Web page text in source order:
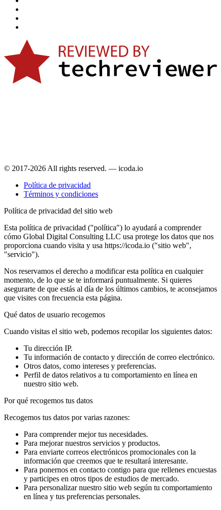
© 2017-2026 All rights reserved. — icoda.io
Política de privacidad
Términos y condiciones
Política de privacidad del sitio web
Esta política de privacidad ("política") lo ayudará a comprender
cómo Global Digital Consulting LLC usa protege los datos que nos
proporciona cuando visita y usa https://icoda.io ("sitio web",
"servicio").
Nos reservamos el derecho a modificar esta política en cualquier
momento, de lo que se te informará puntualmente. Si quieres
asegurarte de que estás al día de los últimos cambios, te aconsejamos
que visites con frecuencia esta página.
Qué datos de usuario recogemos
Cuando visitas el sitio web, podemos recopilar los siguientes datos:
Tu dirección IP.
Tu información de contacto y dirección de correo electrónico.
Otros datos, como intereses y preferencias.
Perfil de datos relativos a tu comportamiento en línea en
nuestro sitio web.
Por qué recogemos tus datos
Recogemos tus datos por varias razones:
Para comprender mejor tus necesidades.
Para mejorar nuestros servicios y productos.
Para enviarte correos electrónicos promocionales con la
información que creemos que te resultará interesante.
Para ponernos en contacto contigo para que rellenes encuestas
y participes en otros tipos de estudios de mercado.
Para personalizar nuestro sitio web según tu comportamiento
en línea y tus preferencias personales.